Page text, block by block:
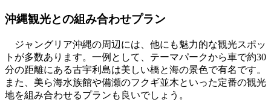
沖縄観光との組み合わせプラン
ジャングリア沖縄の周辺には、他にも魅力的な観光スポッ
トが多数あります。一例として、テーマパークから車で約30
分の距離にある古宇利島は美しい橋と海の景色で有名です。
また、美ら海水族館や備瀬のフクギ並木といった定番の観光
地を組み合わせるプランも良いでしょう。